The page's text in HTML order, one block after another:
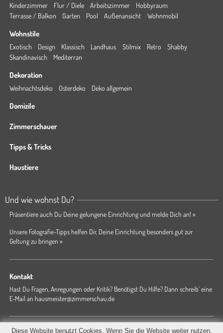
Kinderzimmer
Flur / Diele Arbeitszimmer
Hobbyraum
Terrasse / Balkon
Garten Pool Außenansicht Wohnmobil
Wohnstile
Exotisch Design Klassisch Landhaus Stilmix Retro
Shabby
Skandinavisch
Mediterran
Dekoration
Weihnachtsdeko Osterdeko Deko allgemein
Domizile
Zimmerschauer
Tipps & Tricks
Haustiere
Und wie wohnst Du?
Präsentiere auch Du Deine gelungene Einrichtung und melde Dich an! »
Unsere Fotografie-Tipps helfen Dir, Deine Einrichtung besonders gut zur
Geltung zu bringen »
Kontakt
Hast Du Fragen, Anregungen oder Kritik? Benötigst Du Hilfe? Dann schreib' eine
E-Mail an hausmeister@zimmerschau.de
Forum Magazin AGB Presse Datenschutz Impressum
Diese Website benutzt Cookies. Wenn Sie die Website weiter nutzen,